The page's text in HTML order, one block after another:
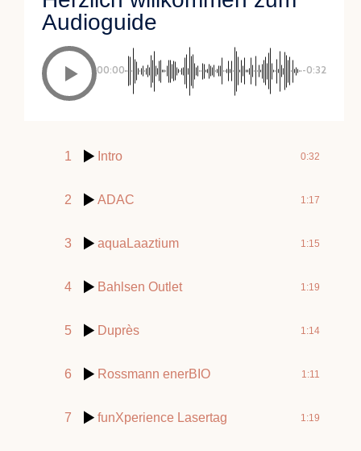
Audioguide
00:00 -0:32
1 Intro 0:32
2 ADAC 1:17
3 aquaLaaztium 1:15
4 Bahlsen Outlet 1:19
5 Duprès 1:14
6 Rossmann enerBIO 1:11
7 funXperience Lasertag 1:19